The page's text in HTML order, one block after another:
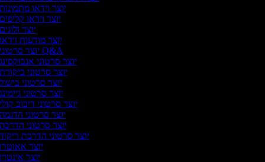
יוצר וידאו
יוצר וידאו
יוצר
יוצר מודעות
יוצר סרטוני Q&A
יוצר סרטוני
יוצר סרטוני
יוצר סרטוני
יוצר סרטוני
יוצר סרטוני דיבוב
יוצר סרטוני
יוצר סרטוני
יוצר סרטוני הדרכת
יוצר
יוצר